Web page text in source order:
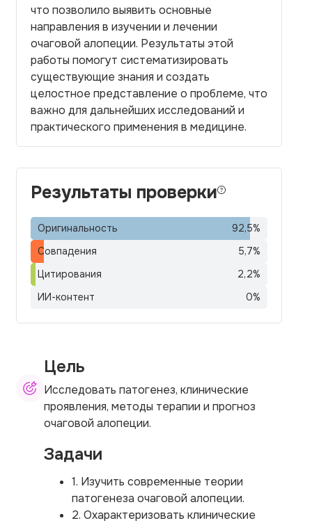
что позволило выявить основные
направления в изучении и лечении
очаговой алопеции. Результаты этой
работы помогут систематизировать
существующие знания и создать
целостное представление о проблеме, что
важно для дальнейших исследований и
практического применения в медицине.
Результаты проверки
Оригинальность 92,5%
Совпадения
5,7%
Цитирования
2,2%
ИИ-контент
0%
Цель
Исследовать патогенез, клинические
проявления, методы терапии и прогноз
очаговой алопеции.
Задачи
1. Изучить современные теории
патогенеза очаговой алопеции.
2. Охарактеризовать клинические